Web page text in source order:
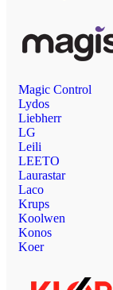
Magic Control
Lydos
Liebherr
LG
Leili
LEETO
Laurastar
Laco
Krups
Koolwen
Konos
Koer